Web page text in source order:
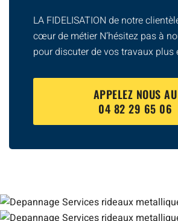
LA FIDELISATION de notre
cœur de métier N’hésitez pas à
pour discuter de vos travaux plus
APPELEZ NOUS AU
04 82 29 65 06